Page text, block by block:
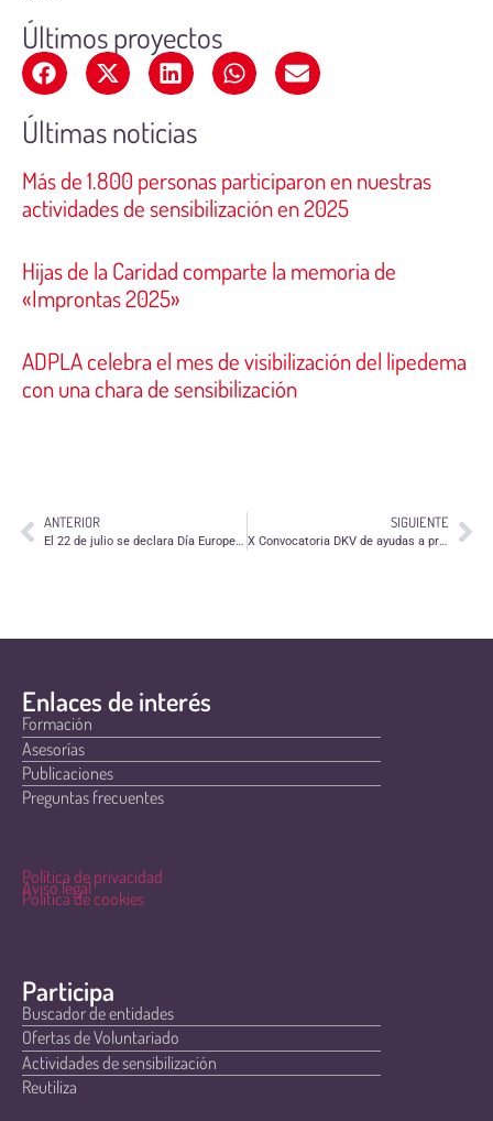
Últimos proyectos
Últimas noticias
Más de 1.800 personas participaron en nuestras
actividades de sensibilización en 2025
Hijas de la Caridad comparte la memoria de
«Improntas 2025»
ADPLA celebra el mes de visibilización del lipedema
con una chara de sensibilización
ANTERIOR
El 22 de julio se declara Día Europeo por las Víctimas de los Crímenes de Odio
SIGUIENTE
X Convocatoria DKV de ayudas a proyectos sociales y medioambientales 2014
Enlaces de interés
Formación
Asesorías
Publicaciones
Preguntas frecuentes
Política de privacidad
Aviso legal
Política de cookies
Participa
Buscador de entidades
Ofertas de Voluntariado
Actividades de sensibilización
Reutiliza